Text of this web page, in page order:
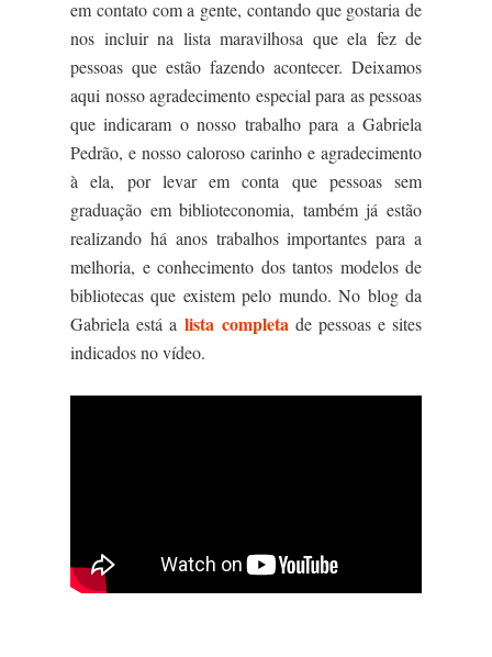
em contato com a gente, contando que gostaria de
nos incluir na lista maravilhosa que ela fez de
pessoas que estão fazendo acontecer. Deixamos
aqui nosso agradecimento especial para as pessoas
que indicaram o nosso trabalho para a Gabriela
Pedrão, e nosso caloroso carinho e agradecimento
à ela, por levar em conta que pessoas sem
graduação em biblioteconomia, também já estão
realizando há anos trabalhos importantes para a
melhoria, e conhecimento dos tantos modelos de
bibliotecas que existem pelo mundo. No blog da
Gabriela está alista completa de pessoas e sites
indicados no vídeo.